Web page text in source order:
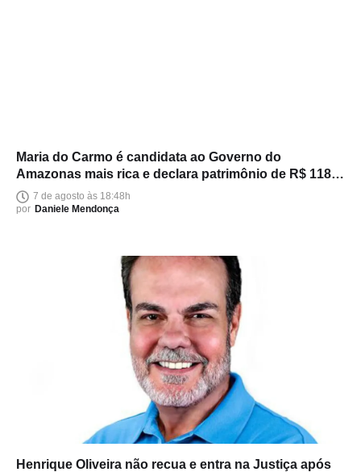
Maria do Carmo é candidata ao Governo do
Amazonas mais rica e declara patrimônio de R$ 118
milhões
7 de agosto às 18:48h
por Daniele Mendonça
Henrique Oliveira não recua e entra na Justiça após